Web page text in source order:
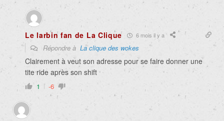
Le larbin fan de La Clique 6 mois il y a
Répondre à La clique des wokes
Clairement à veut son adresse pour se faire donner une
tite ride après son shift
1 -6